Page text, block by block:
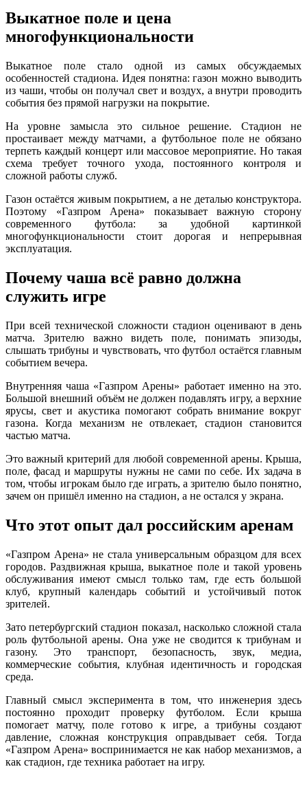
Выкатное поле и цена
многофункциональности
Выкатное поле стало одной из самых обсуждаемых
особенностей стадиона. Идея понятна: газон можно выводить
из чаши, чтобы он получал свет и воздух, а внутри проводить
события без прямой нагрузки на покрытие.
На уровне замысла это сильное решение. Стадион не
простаивает между матчами, а футбольное поле не обязано
терпеть каждый концерт или массовое мероприятие. Но такая
схема требует точного ухода, постоянного контроля и
сложной работы служб.
Газон остаётся живым покрытием, а не деталью конструктора.
Поэтому «Газпром Арена» показывает важную сторону
современного футбола: за удобной картинкой
многофункциональности стоит дорогая и непрерывная
эксплуатация.
Почему чаша всё равно должна
служить игре
При всей технической сложности стадион оценивают в день
матча. Зрителю важно видеть поле, понимать эпизоды,
слышать трибуны и чувствовать, что футбол остаётся главным
событием вечера.
Внутренняя чаша «Газпром Арены» работает именно на это.
Большой внешний объём не должен подавлять игру, а верхние
ярусы, свет и акустика помогают собрать внимание вокруг
газона. Когда механизм не отвлекает, стадион становится
частью матча.
Это важный критерий для любой современной арены. Крыша,
поле, фасад и маршруты нужны не сами по себе. Их задача в
том, чтобы игрокам было где играть, а зрителю было понятно,
зачем он пришёл именно на стадион, а не остался у экрана.
Что этот опыт дал российским аренам
«Газпром Арена» не стала универсальным образцом для всех
городов. Раздвижная крыша, выкатное поле и такой уровень
обслуживания имеют смысл только там, где есть большой
клуб, крупный календарь событий и устойчивый поток
зрителей.
Зато петербургский стадион показал, насколько сложной стала
роль футбольной арены. Она уже не сводится к трибунам и
газону. Это транспорт, безопасность, звук, медиа,
коммерческие события, клубная идентичность и городская
среда.
Главный смысл эксперимента в том, что инженерия здесь
постоянно проходит проверку футболом. Если крыша
помогает матчу, поле готово к игре, а трибуны создают
давление, сложная конструкция оправдывает себя. Тогда
«Газпром Арена» воспринимается не как набор механизмов, а
как стадион, где техника работает на игру.